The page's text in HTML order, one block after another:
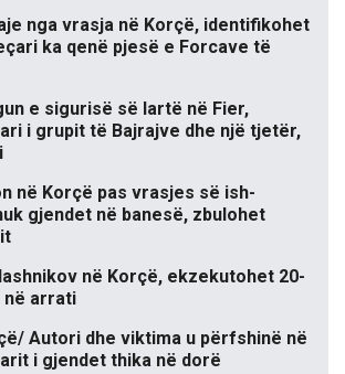
nga vrasja në Korçë, identifikohet
ka qenë pjesë e Forcave të
e sigurisë së lartë në Fier,
i grupit të Bajrajve dhe një tjetër,
në Korçë pas vrasjes së ish-
gjendet në banesë, zbulohet
në Korçë, ekzekutohet 20-
në arrati
Autori dhe viktima u përfshinë në
i gjendet thika në dorë